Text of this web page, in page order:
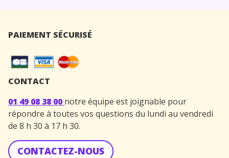
PAIEMENT SÉCURISÉ
CONTACT
01 49 08 38 00 notre équipe est joignable pour
répondre à toutes vos questions du lundi au vendredi
de 8 h 30 à 17 h 30.
CONTACTEZ-NOUS